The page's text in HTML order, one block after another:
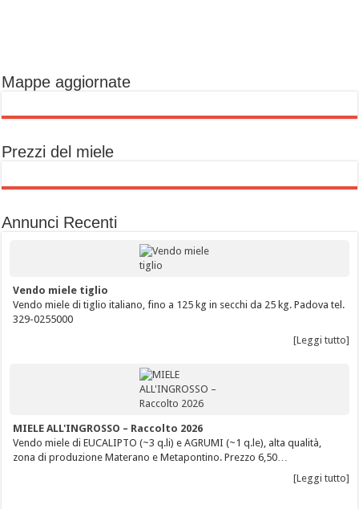
Mappe aggiornate
Prezzi del miele
Annunci Recenti
Vendo miele tiglio
Vendo miele di tiglio italiano, fino a 125 kg in secchi da 25 kg. Padova tel.
329-0255000
[Leggi tutto]
MIELE ALL'INGROSSO – Raccolto 2026
Vendo miele di EUCALIPTO (~3 q.li) e AGRUMI (~1 q.le), alta qualità,
zona di produzione Materano e Metapontino. Prezzo 6,50…
[Leggi tutto]